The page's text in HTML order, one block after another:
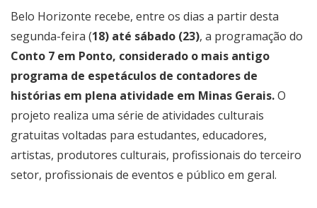
Belo Horizonte recebe, entre os dias a partir desta
segunda-feira (18) até sábado (23), a programação do
Conto 7 em Ponto, considerado o mais antigo
programa de espetáculos de contadores de
histórias em plena atividade em Minas Gerais.O
projeto realiza uma série de atividades culturais
gratuitas voltadas para estudantes, educadores,
artistas, produtores culturais, profissionais do terceiro
setor, profissionais de eventos e público em geral.